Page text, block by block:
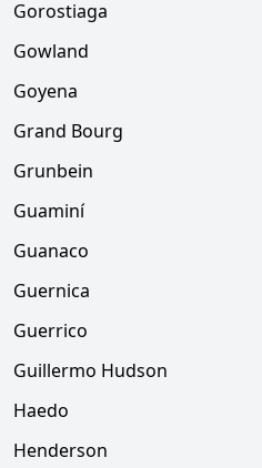
Gorostiaga
Gowland
Goyena
Grand Bourg
Grunbein
Guaminí
Guanaco
Guernica
Guerrico
Guillermo Hudson
Haedo
Henderson